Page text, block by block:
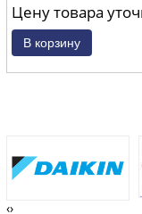
Цену товара
‹›